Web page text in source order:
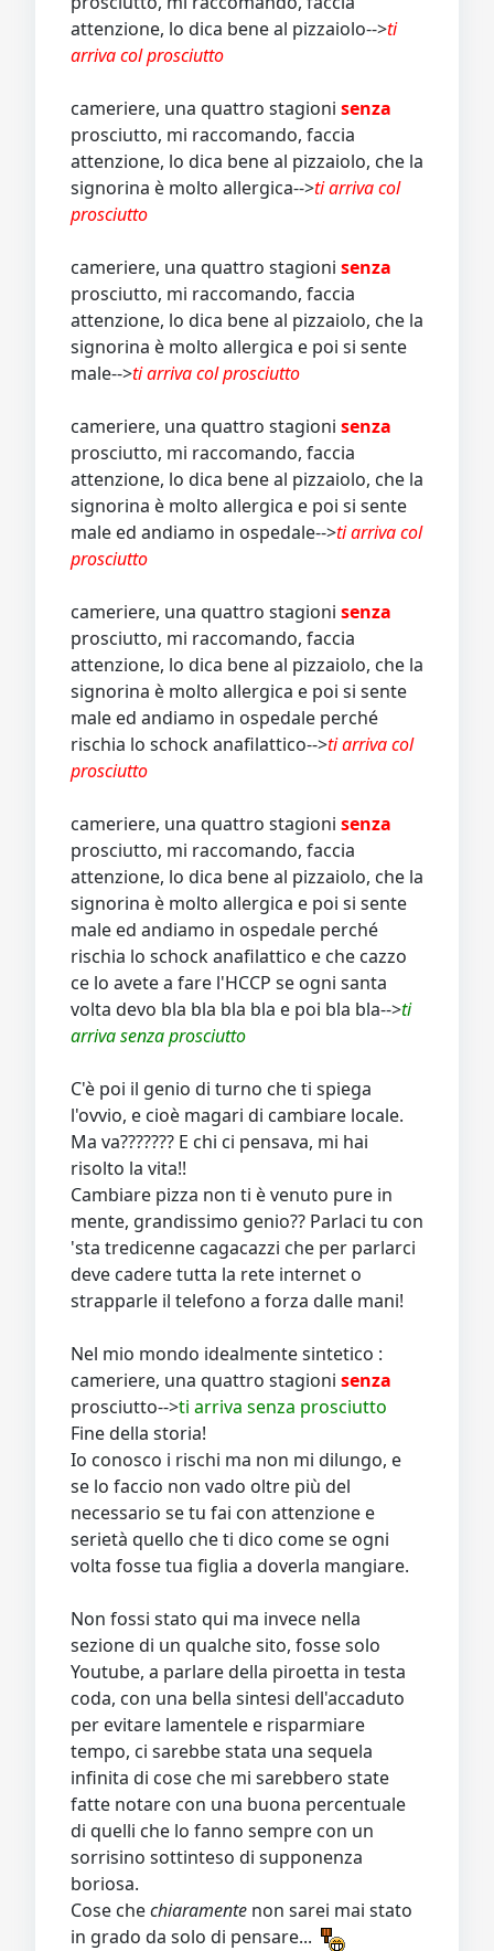
attenzione, lo dica bene al pizzaiolo-->ti
arriva col prosciutto
cameriere, una quattro stagioni senza
prosciutto, mi raccomando, faccia
attenzione, lo dica bene al pizzaiolo, che la
signorina è molto allergica-->ti arriva col
prosciutto
cameriere, una quattro stagioni senza
prosciutto, mi raccomando, faccia
attenzione, lo dica bene al pizzaiolo, che la
signorina è molto allergica e poi si sente
male-->ti arriva col prosciutto
cameriere, una quattro stagioni senza
prosciutto, mi raccomando, faccia
attenzione, lo dica bene al pizzaiolo, che la
signorina è molto allergica e poi si sente
male ed andiamo in ospedale-->ti arriva col
prosciutto
cameriere, una quattro stagioni senza
prosciutto, mi raccomando, faccia
attenzione, lo dica bene al pizzaiolo, che la
signorina è molto allergica e poi si sente
male ed andiamo in ospedale perché
rischia lo schock anafilattico-->ti arriva col
prosciutto
cameriere, una quattro stagioni senza
prosciutto, mi raccomando, faccia
attenzione, lo dica bene al pizzaiolo, che la
signorina è molto allergica e poi si sente
male ed andiamo in ospedale perché
rischia lo schock anafilattico e che cazzo
ce lo avete a fare l'HCCP se ogni santa
volta devo bla bla bla bla e poi bla bla-->ti
arriva senza prosciutto
C'è poi il genio di turno che ti spiega
l'ovvio, e cioè magari di cambiare locale.
Ma va??????? E chi ci pensava, mi hai
risolto la vita!!
Cambiare pizza non ti è venuto pure in
mente, grandissimo genio?? Parlaci tu con
'sta tredicenne cagacazzi che per parlarci
deve cadere tutta la rete internet o
strapparle il telefono a forza dalle mani!
Nel mio mondo idealmente sintetico :
cameriere, una quattro stagioni senza
prosciutto-->ti arriva senza prosciutto
Fine della storia!
Io conosco i rischi ma non mi dilungo, e
se lo faccio non vado oltre più del
necessario se tu fai con attenzione e
serietà quello che ti dico come se ogni
volta fosse tua figlia a doverla mangiare.
Non fossi stato qui ma invece nella
sezione di un qualche sito, fosse solo
Youtube, a parlare della piroetta in testa
coda, con una bella sintesi dell'accaduto
per evitare lamentele e risparmiare
tempo, ci sarebbe stata una sequela
infinita di cose che mi sarebbero state
fatte notare con una buona percentuale
di quelli che lo fanno sempre con un
sorrisino sottinteso di supponenza
boriosa.
Cose chechiaramente non sarei mai stato
in grado da solo di pensare...